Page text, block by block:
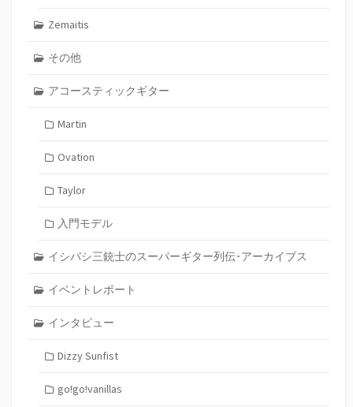
Zemaitis
その他
アコースティックギター
Martin
Ovation
Taylor
入門モデル
イシバシ三銃士のスーパーギター列伝･アーカイブス
イベントレポート
インタビュー
Dizzy Sunfist
go!go!vanillas